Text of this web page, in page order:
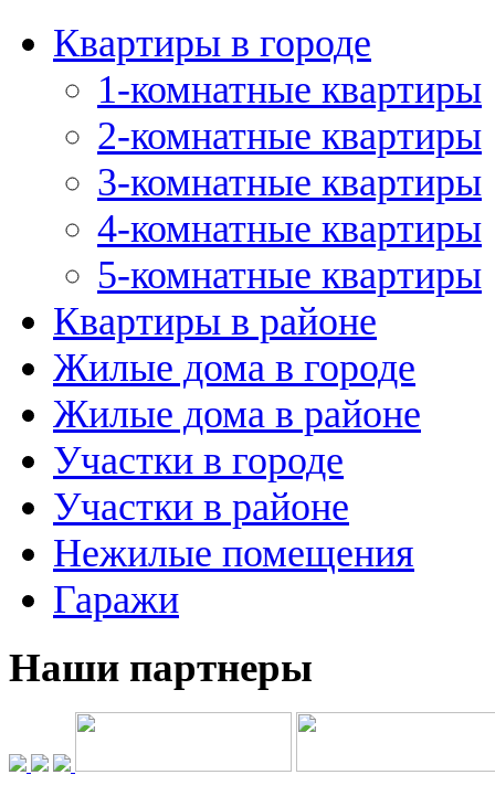
Квартиры в городе
1-комнатные квартиры
2-комнатные квартиры
3-комнатные квартиры
4-комнатные квартиры
5-комнатные квартиры
Квартиры в районе
Жилые дома в городе
Жилые дома в районе
Участки в городе
Участки в районе
Нежилые помещения
Гаражи
Наши партнеры